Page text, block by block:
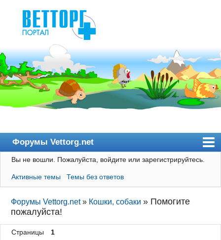
Форумы Vettorg.net
Главная
Пользователи
Правила
Поиск
Регистрация
Вы не вошли. Пожалуйста, войдите или зарегистрируйтесь.
Активные темы Темы без ответов
Форумы Vettorg.net » Кошки, собаки » Помогите
пожалуйста!
Страницы
1